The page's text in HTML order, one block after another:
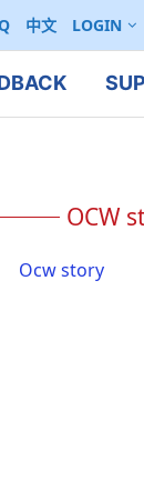
中文 LOGIN
OCW
Ocw story